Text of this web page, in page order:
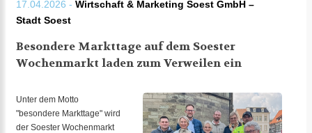
17.04.2026 - Wirtschaft & Marketing Soest GmbH –
Stadt Soest
Besondere Markttage auf dem Soester
Wochenmarkt laden zum Verweilen ein
Unter dem Motto
"besondere Markttage" wird
der Soester Wochenmarkt